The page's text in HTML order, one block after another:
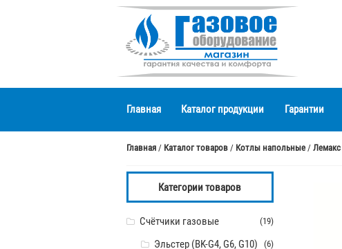
Перейти
навигации
Перейти
содержимому
Главная Каталог продукции Гарантии
Главная / Каталог товаров / Котлы напольные /Лемакс
Категории товаров
Счётчики газовые (19)
Эльстер (BK-G4, G6, G10) (6)